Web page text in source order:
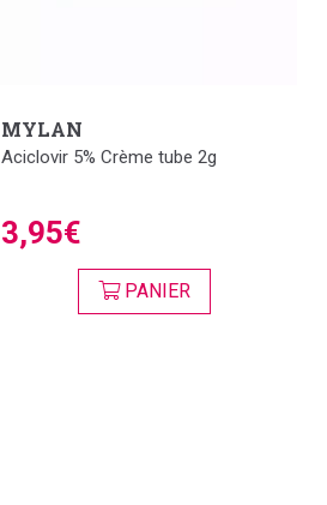
MYLAN
Aciclovir 5% Crème tube 2g
3,95€
PANIER